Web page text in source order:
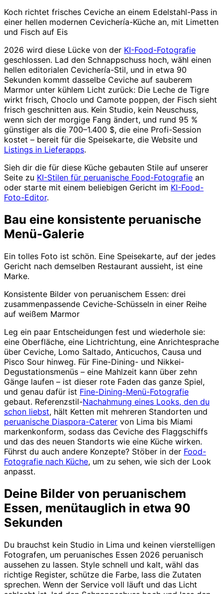
Koch richtet frisches Ceviche an einem Edelstahl-Pass in
einer hellen modernen Cevichería-Küche an, mit Limetten
und Fisch auf Eis
2026 wird diese Lücke von der KI-Food-Fotografie
geschlossen. Lad den Schnappschuss hoch, wähl einen
hellen editorialen Cevichería-Stil, und in etwa 90
Sekunden kommt dasselbe Ceviche auf sauberem
Marmor unter kühlem Licht zurück: Die Leche de Tigre
wirkt frisch, Choclo und Camote poppen, der Fisch sieht
frisch geschnitten aus. Kein Studio, kein Neuschuss,
wenn sich der morgige Fang ändert, und rund 95 %
günstiger als die 700–1.400 $, die eine Profi-Session
kostet – bereit für die Speisekarte, die Website und
Listings in Lieferapps.
Sieh dir die für diese Küche gebauten Stile auf unserer
Seite zu KI-Stilen für peruanische Food-Fotografie an
oder starte mit einem beliebigen Gericht im KI-Food-
Foto-Editor.
Bau eine konsistente peruanische
Menü-Galerie
Ein tolles Foto ist schön. Eine Speisekarte, auf der jedes
Gericht nach demselben Restaurant aussieht, ist eine
Marke.
Konsistente Bilder von peruanischem Essen: drei
zusammenpassende Ceviche-Schüsseln in einer Reihe
auf weißem Marmor
Leg ein paar Entscheidungen fest und wiederhole sie:
eine Oberfläche, eine Lichtrichtung, eine Anrichtesprache
über Ceviche, Lomo Saltado, Anticuchos, Causa und
Pisco Sour hinweg. Für Fine-Dining- und Nikkei-
Degustationsmenüs – eine Mahlzeit kann über zehn
Gänge laufen – ist dieser rote Faden das ganze Spiel,
und genau dafür ist Fine-Dining-Menü-Fotografie
gebaut. Referenzstil-Nachahmung eines Looks, den du
schon liebst, hält Ketten mit mehreren Standorten und
peruanische Diaspora-Caterer von Lima bis Miami
markenkonform, sodass das Ceviche des Flaggschiffs
und das des neuen Standorts wie eine Küche wirken.
Führst du auch andere Konzepte? Stöber in der Food-
Fotografie nach Küche, um zu sehen, wie sich der Look
anpasst.
Deine Bilder von peruanischem
Essen, menütauglich in etwa 90
Sekunden
Du brauchst kein Studio in Lima und keinen vierstelligen
Fotografen, um peruanisches Essen 2026 peruanisch
aussehen zu lassen. Style schnell und kalt, wähl das
richtige Register, schütze die Farbe, lass die Zutaten
sprechen. Wenn der Service voll läuft und das Licht